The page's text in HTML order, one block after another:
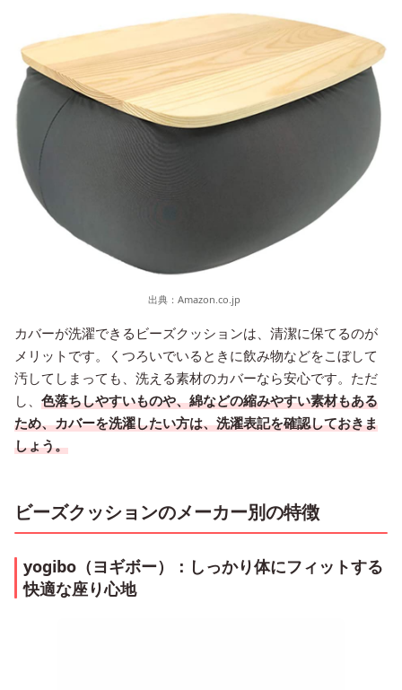
出典： Amazon.co.jp
カバーが洗濯できるビーズクッションは、清潔に保てるのが
メリットです。くつろいでいるときに飲み物などをこぼして
汚してしまっても、洗える素材のカバーなら安心です。ただ
し、 色落ちしやすいものや、綿などの縮みやすい素材もある
ため、カバーを洗濯したい方は、洗濯表記を確認しておきま
しょう。
ビーズクッションのメーカー別の特徴
yogibo（ヨギボー）：しっかり体にフィットする
快適な座り心地